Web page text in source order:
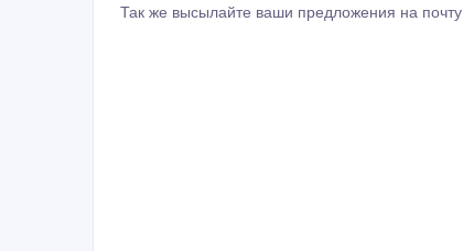
Так же высылайте ваши предложения на